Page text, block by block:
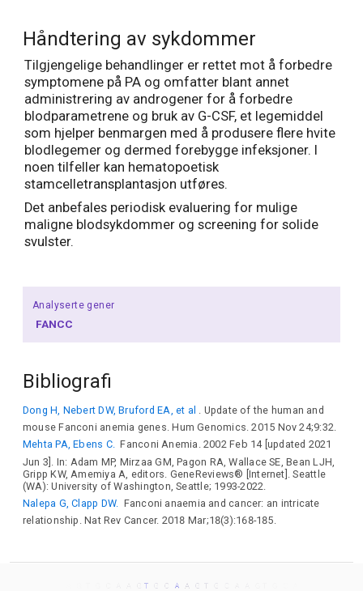
Håndtering av sykdommer
Tilgjengelige behandlinger er rettet mot å forbedre
symptomene på PA og omfatter blant annet
administrering av androgener for å forbedre
blodparametrene og bruk av G-CSF, et legemiddel
som hjelper benmargen med å produsere flere hvite
blodlegemer og dermed forebygge infeksjoner. I
noen tilfeller kan hematopoetisk
stamcelletransplantasjon utføres.
Det anbefales periodisk evaluering for mulige
maligne blodsykdommer og screening for solide
svulster.
Analyserte gener
FANCC
Bibliografi
Dong H, Nebert DW, Bruford EA, et al
. Update of the human and
mouse Fanconi anemia genes. Hum Genomics. 2015 Nov 24;9:32.
Mehta PA, Ebens C. Fanconi Anemia. 2002 Feb 14 [updated 2021
Jun 3]. In: Adam MP, Mirzaa GM, Pagon RA, Wallace SE, Bean LJH,
Gripp KW, Amemiya A, editors. GeneReviews® [Internet]. Seattle
(WA): University of Washington, Seattle; 1993-2022.
Nalepa G, Clapp DW. Fanconi anaemia and cancer: an intricate
relationship. Nat Rev Cancer. 2018 Mar;18(3):168-185.